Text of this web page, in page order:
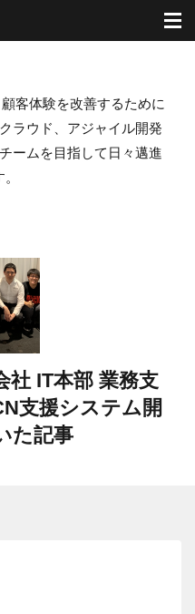
括部 CN支援システム開発部の書いた記事
社 IT本部 業務支
支援システム開
た記事
客体験を改善するために
ラウド、 アジャイル開発
ームを目指して日々邁進